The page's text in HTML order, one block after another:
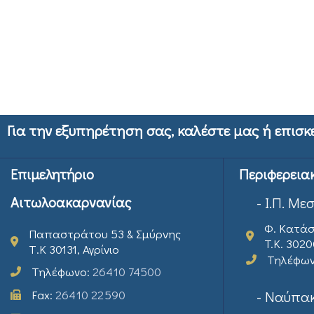
Για την εξυπηρέτηση σας, καλέστε μας ή
Επιμελητήριο
Αιτωλοακαρνανίας
Παπαστράτου 53 & Σμύρνης
Τ.Κ 30131, Αγρίνιο
Τηλέφωνο: 26410 74500
Fax: 26410 22590
- Ι.Π.
Φ.
T.K.
-